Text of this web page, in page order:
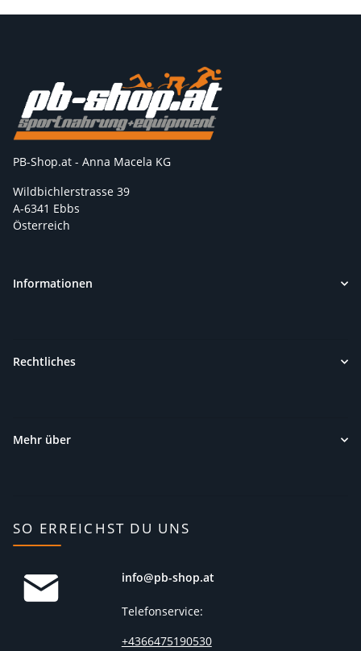
PB-Shop.at - Anna Macela KG
Wildbichlerstrasse 39
A-6341 Ebbs
Österreich
Informationen
Rechtliches
Mehr über
SO ERREICHST DU UNS
info@pb-shop.at
Telefonservice:
+4366475190530